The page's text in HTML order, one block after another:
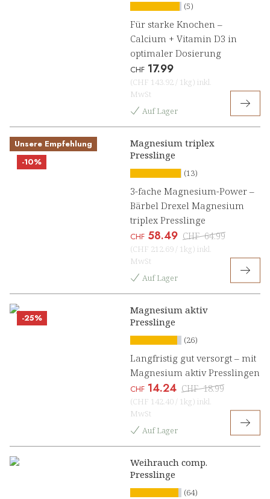
(5)
Für starke Knochen –
Calcium + Vitamin D3 in
optimaler Dosierung
CHF 17.99
(CHF 143.92 / 1kg) inkl.
MwSt
Auf Lager
Unsere Empfehlung
-10%
Magnesium triplex
Presslinge
(13)
3-fache Magnesium-Power –
Bärbel Drexel Magnesium
triplex Presslinge
CHF 58.49 CHF 64.99
(CHF 212.69 / 1kg) inkl.
MwSt
Auf Lager
-25%
Magnesium aktiv
Presslinge
(26)
Langfristig gut versorgt – mit
Magnesium aktiv Presslingen
CHF 14.24 CHF 18.99
(CHF 142.40 / 1kg) inkl.
MwSt
Auf Lager
Weihrauch comp.
Presslinge
(64)